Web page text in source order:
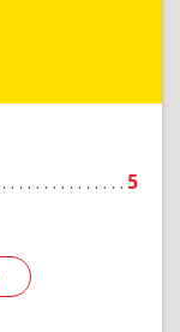
5